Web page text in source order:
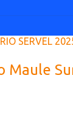
SERVEL
Maule